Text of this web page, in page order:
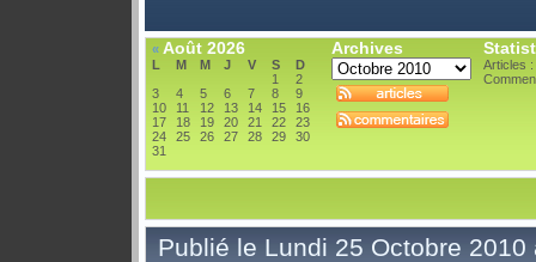
« Août 2026
L M M J V S
D
1
2
3
4 5 6 7 8
9
10
11 12 13 14 15
16
17
18 19 20 21 22
23
24
25 26 27 28 29
30
31
Archives
Articles :
Publié le Lundi 25 Octobre 2010